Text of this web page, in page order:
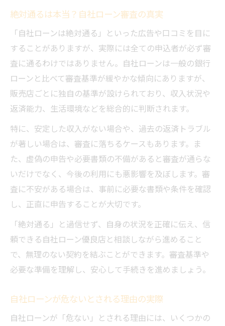
絶対通るは本当？自社ローン審査の真実
「自社ローンは絶対通る」といった広告や口コミを目に
することがありますが、実際には全ての申込者が必ず審
査に通るわけではありません。自社ローンは一般の銀行
ローンと比べて審査基準が緩やかな傾向にありますが、
販売店ごとに独自の基準が設けられており、収入状況や
返済能力、生活環境などを総合的に判断されます。
特に、安定した収入がない場合や、過去の返済トラブル
が著しい場合は、審査に落ちるケースもあります。ま
た、虚偽の申告や必要書類の不備があると審査が通らな
いだけでなく、今後の利用にも悪影響を及ぼします。審
査に不安がある場合は、事前に必要な書類や条件を確認
し、正直に申告することが大切です。
「絶対通る」と過信せず、自身の状況を正確に伝え、信
頼できる自社ローン優良店と相談しながら進めること
で、無理のない契約を結ぶことができます。審査基準や
必要な準備を理解し、安心して手続きを進めましょう。
自社ローンが危ないとされる理由の実際
自社ローンが「危ない」とされる理由には、いくつかの